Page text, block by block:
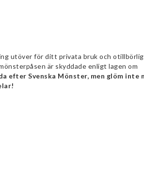
utöver för ditt privata bruk och otillbörlig
är skyddade enligt lagen om
efter Svenska Mönster, men glöm inte